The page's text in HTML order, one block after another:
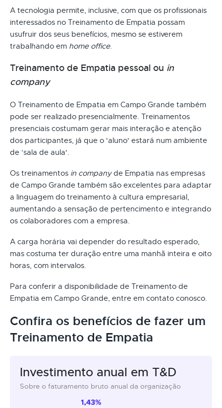
A tecnologia permite, inclusive, com que os profissionais
interessados no Treinamento de Empatia possam
usufruir dos seus benefícios, mesmo se estiverem
trabalhando em home office.
Treinamento de Empatia pessoal ou in
company
O Treinamento de Empatia em Campo Grande também
pode ser realizado presencialmente. Treinamentos
presenciais costumam gerar mais interação e atenção
dos participantes, já que o 'aluno' estará num ambiente
de ‘sala de aula'.
Os treinamentos in companyde Empatia nas empresas
de Campo Grande também são excelentes para adaptar
a linguagem do treinamento à cultura empresarial,
aumentando a sensação de pertencimento e integrando
os colaboradores com a empresa.
A carga horária vai depender do resultado esperado,
mas costuma ter duração entre uma manhã inteira e oito
horas, com intervalos.
Para conferir a disponibilidade de Treinamento de
Empatia em Campo Grande, entre em contato conosco.
Confira os benefícios de fazer um
Treinamento de Empatia
Investimento anual em T&D
Sobre o faturamento bruto anual da organização